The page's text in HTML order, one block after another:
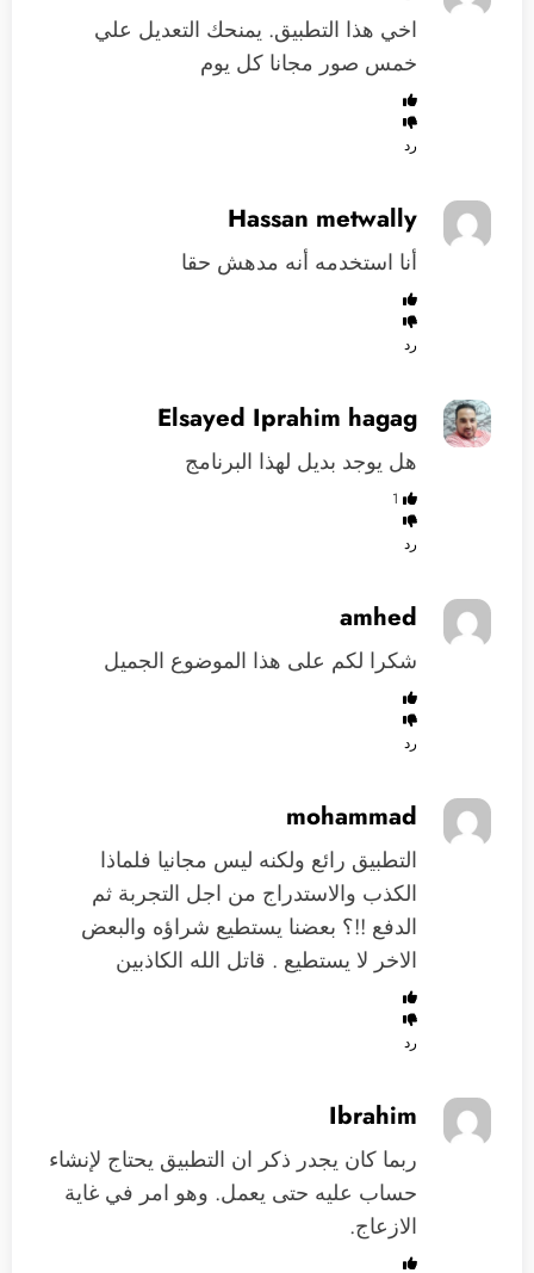
اخي هذا التطبيق. يمنحك التعديل علي
خمس صور مجانا كل يوم
رد
Hassan metwally
أنا استخدمه أنه مدهش حقا
رد
Elsayed Iprahim hagag
هل يوجد بديل لهذا البرنامج
1
رد
amhed
شكرا لكم على هذا الموضوع الجميل
رد
mohammad
التطبيق رائع ولكنه ليس مجانيا فلماذا
الكذب والاستدراج من اجل التجربة ثم
الدفع !!؟ بعضنا يستطيع شراؤه والبعض
الاخر لا يستطيع . قاتل الله الكاذبين
رد
Ibrahim
ربما كان يجدر ذكر ان التطبيق يحتاج لإنشاء
حساب عليه حتى يعمل. وهو امر في غاية
الازعاج.